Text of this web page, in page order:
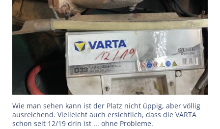
Wie man sehen kann ist der Platz nicht üppig, aber völlig
ausreichend. Vielleicht auch ersichtlich, dass die VARTA
schon seit 12/19 drin ist ... ohne Probleme.